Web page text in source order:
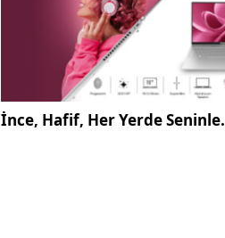
İnce, Hafif, Her Yerde Seninle.